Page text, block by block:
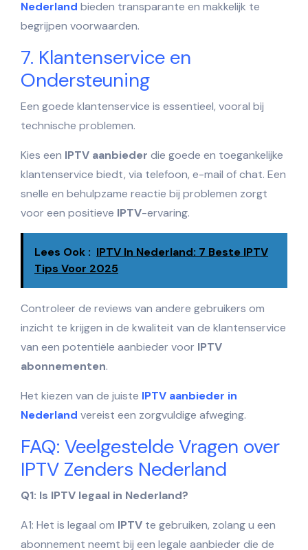
Nederland bieden transparante en makkelijk te
begrijpen voorwaarden.
7. Klantenservice en
Ondersteuning
Een goede klantenservice is essentieel, vooral bij
technische problemen.
Kies een IPTV aanbieder die goede en toegankelijke
klantenservice biedt, via telefoon, e-mail of chat. Een
snelle en behulpzame reactie bij problemen zorgt
voor een positieve IPTV-ervaring.
Lees Ook : IPTV In Nederland: 7 Beste IPTV
Tips Voor 2025
Controleer de reviews van andere gebruikers om
inzicht te krijgen in de kwaliteit van de klantenservice
van een potentiële aanbieder voor IPTV
abonnementen.
Het kiezen van de juiste IPTV aanbieder in
Nederland vereist een zorgvuldige afweging.
FAQ: Veelgestelde Vragen over
IPTV Zenders Nederland
Q1: Is IPTV legaal in Nederland?
A1: Het is legaal om IPTV te gebruiken, zolang u een
abonnement neemt bij een legale aanbieder die de